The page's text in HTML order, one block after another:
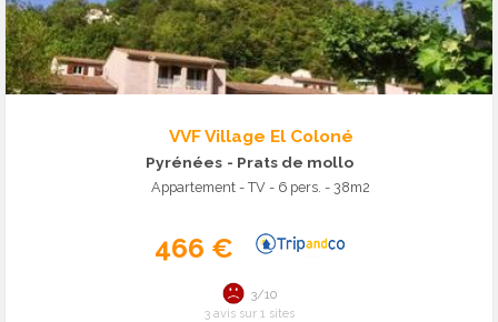
VVF Village El Coloné
Pyrénées - Prats de mollo
Appartement - TV - 6 pers. - 38m2
466 €
3/10
3 avis sur 1 sites